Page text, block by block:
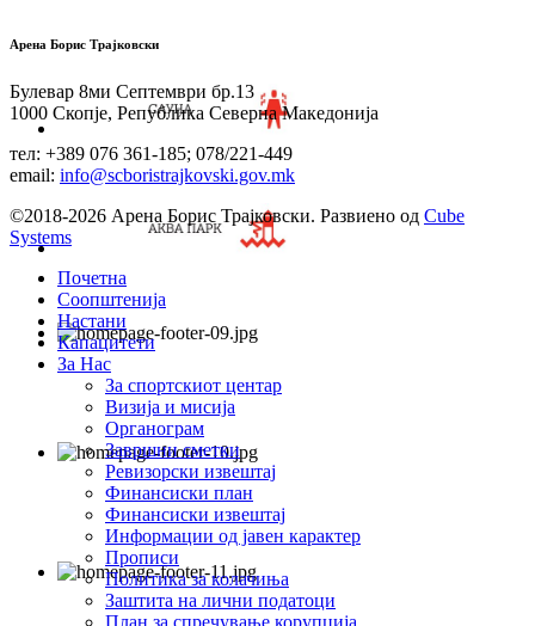
Арена Борис Трајковски
Булевар 8ми Септември бр.13
1000 Скопје, Република Северна Македонија
тел: +389 076 361-185; 078/221-449
email: info@scboristrajkovski.gov.mk
©2018-2026 Арена Борис Трајковски. Развиено од Cube
Systems
Почетна
Соопштенија
Настани
Капацитети
За Нас
За спортскиот центар
Визија и мисија
Органограм
Завршни сметки
Ревизорски извештај
Финансиски план
Финансиски извештај
Информации од јавен карактер
Прописи
Политика за колачиња
Заштита на лични податоци
План за спречување корупција